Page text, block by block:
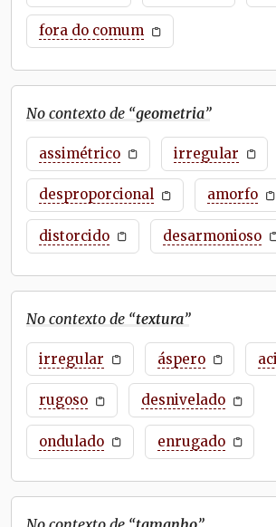
fora do comum
No contexto de “geometria”
assimétrico irregular
desproporcional amorfo
distorcido desarmonioso
No contexto de “textura”
irregular áspero
rugoso desnivelado
ondulado enrugado